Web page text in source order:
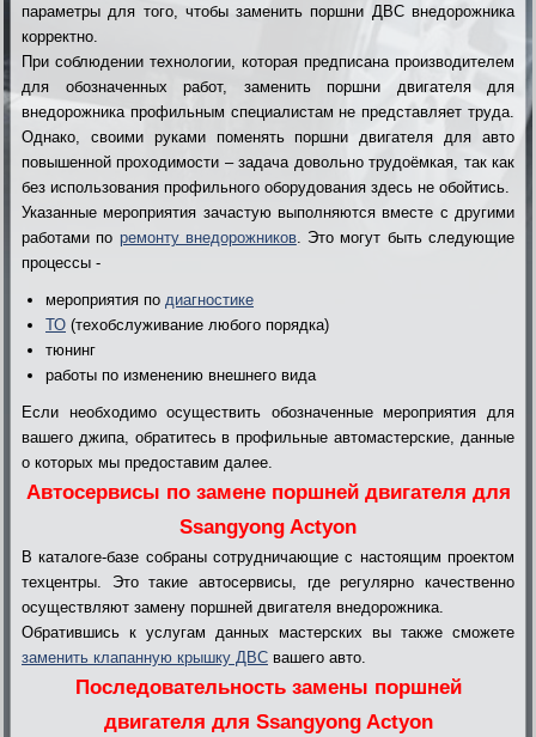
параметры для того, чтобы заменить поршни ДВС внедорожника
корректно.
При соблюдении технологии, которая предписана производителем
для обозначенных работ, заменить поршни двигателя для
внедорожника профильным специалистам не представляет труда.
Однако, своими руками поменять поршни двигателя для авто
повышенной проходимости – задача довольно трудоёмкая, так как
без использования профильного оборудования здесь не обойтись.
Указанные мероприятия зачастую выполняются вместе с другими
работами по ремонту внедорожников. Это могут быть следующие
процессы -
мероприятия по диагностике
ТО (техобслуживание любого порядка)
тюнинг
работы по изменению внешнего вида
Если необходимо осуществить обозначенные мероприятия для
вашего джипа, обратитесь в профильные автомастерские, данные
о которых мы предоставим далее.
Автосервисы по замене поршней двигателя для
Ssangyong Actyon
В каталоге-базе собраны сотрудничающие с настоящим проектом
техцентры. Это такие автосервисы, где регулярно качественно
осуществляют замену поршней двигателя внедорожника.
Обратившись к услугам данных мастерских вы также сможете
заменить клапанную крышку ДВС вашего авто.
Последовательность замены поршней
двигателя для Ssangyong Actyon